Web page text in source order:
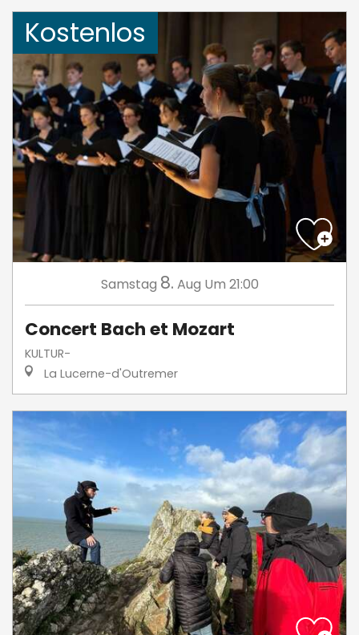
Kostenlos
Samstag 8. Aug Um 21:00
Concert Bach et Mozart
KULTUR-
La Lucerne-d'Outremer